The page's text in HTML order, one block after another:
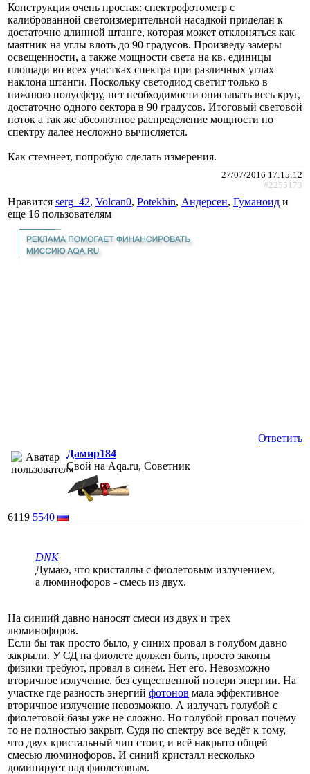
Конструкция очень простая: спектрофотометр с
калиброванной светоизмерительной насадкой приделан к
достаточно длинной штанге, которая может отклоняться как
маятник на углы влоть до 90 градусов. Произведу замеры
освещенности, а также мощности света на кв. единицы
площади во всех участках спектра при различных углах
наклона штанги. Поскольку светодиод светит только в
нижнюю полусферу, нет необходимости описывать весь круг,
достаточно одного сектора в 90 градусов. Итоговый световой
поток а так же абсолютное распределение мощности по
спектру далее несложно вычисляется.
Как стемнеет, попробую сделать измерения.
27/07/2016 17:15:12
#2255173
Нравится serg_42, Volcan0, Potekhin, Андерсен, Гуманоид и
еще 16 пользователям
Ответить
Дамир184
Свой на Aqa.ru, Советник
6119 5540
DNK
Думаю, что кристаллы с фиолетовым излучением,
а люминофоров - смесь из двух.
На синиий давно наносят смеси из двух и трех
люминофоров.
Если бы так просто было, у синих провал в голубом давно
закрыли. У СД на фиолете должен быть, просто законы
физики требуют, провал в синем. Нет его. Невозможно
вторичное излучение, без существенной потери энергии. На
участке где разность энергий фотонов мала эффективное
вторичное излучение невозможно. А излучать голубой с
фиолетовой базы уже не сложно. Но голубой провал почему
то не полностью закрыт. Судя по спектру все ведёт к тому,
что двух кристальный чип стоит, и всё накрыто общей
смесью люминофоров. И синий кристалл несколько
доминирует над фиолетовым.